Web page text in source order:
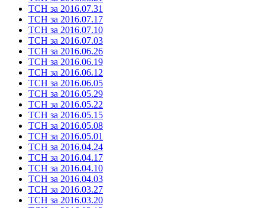
ТСН за 2016.07.31
ТСН за 2016.07.17
ТСН за 2016.07.10
ТСН за 2016.07.03
ТСН за 2016.06.26
ТСН за 2016.06.19
ТСН за 2016.06.12
ТСН за 2016.06.05
ТСН за 2016.05.29
ТСН за 2016.05.22
ТСН за 2016.05.15
ТСН за 2016.05.08
ТСН за 2016.05.01
ТСН за 2016.04.24
ТСН за 2016.04.17
ТСН за 2016.04.10
ТСН за 2016.04.03
ТСН за 2016.03.27
ТСН за 2016.03.20